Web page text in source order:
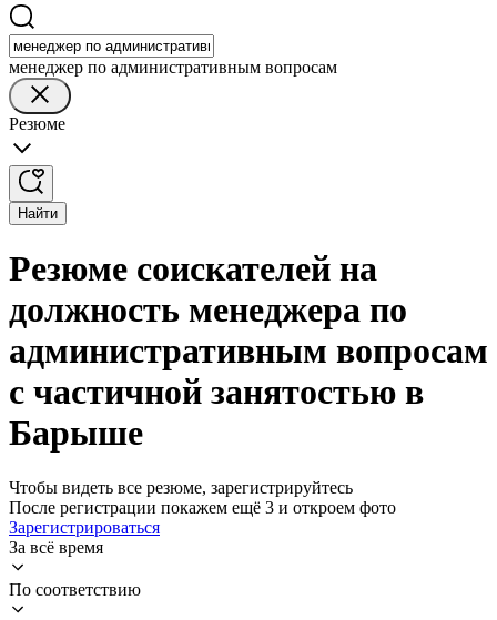
менеджер по административным вопросам
Резюме
Найти
Резюме соискателей на
должность менеджера по
административным вопросам
с частичной занятостью в
Барыше
Чтобы видеть все резюме, зарегистрируйтесь
После регистрации покажем ещё 3 и откроем фото
Зарегистрироваться
За всё время
По соответствию